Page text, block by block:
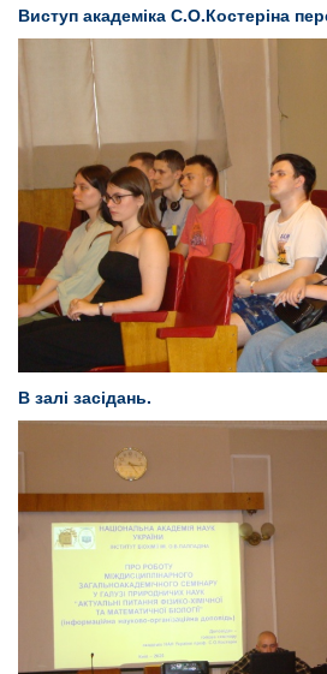
Виступ академіка С.О.Костеріна
В залі засідань.